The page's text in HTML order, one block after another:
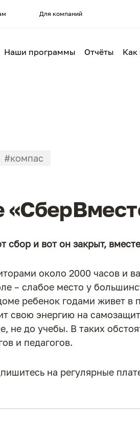
Для компаний
Наши программы Отчёты Как
#компас
сбор и вот он закрыт,
около 2000 часов и
– слабое место у
ребенок годами живет в
свою энергию на
не до учебы. В таких
и педагогов.
на регулярные